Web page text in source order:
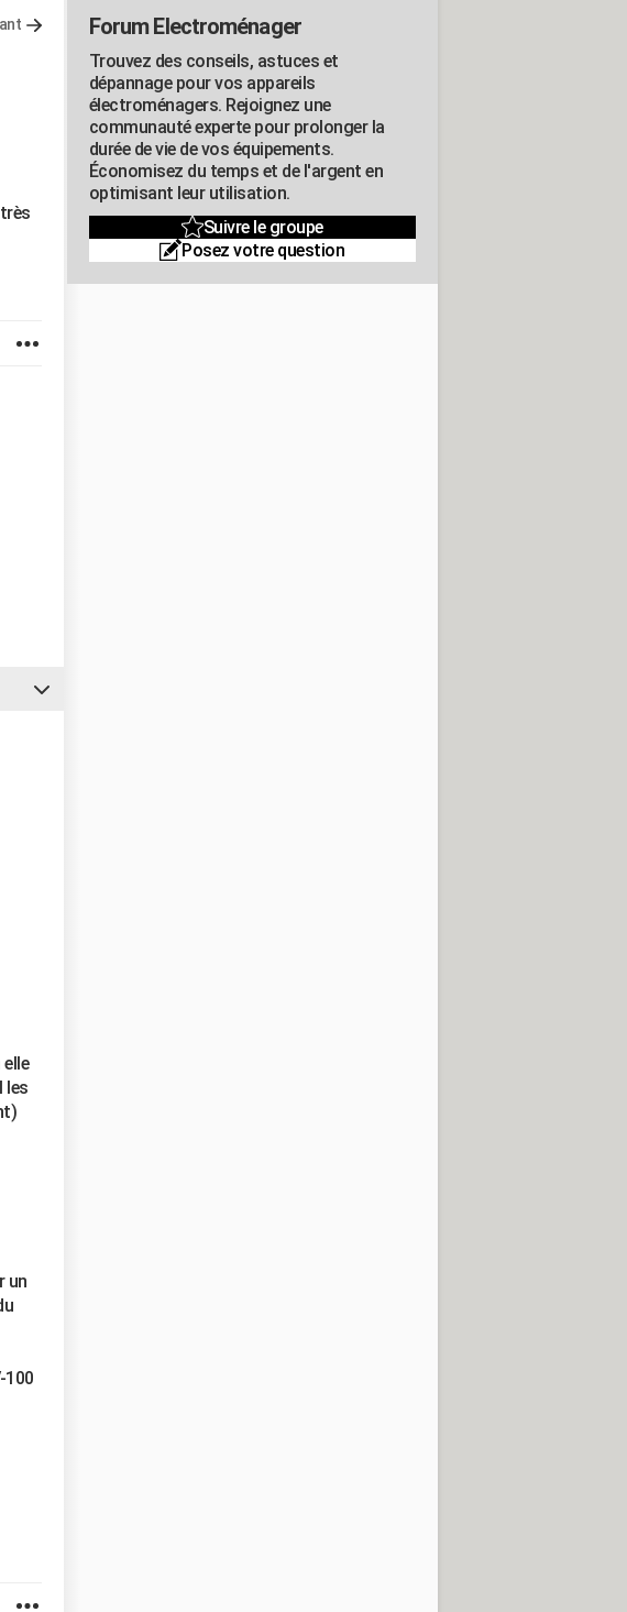
les
un
100
Forum Electroménager
Trouvez des conseils, astuces et
dépannage pour vos appareils
électroménagers. Rejoignez une
communauté experte pour prolonger la
durée de vie de vos équipements.
Économisez du temps et de l'argent en
optimisant leur utilisation.
Suivre le groupe
Posez votre question